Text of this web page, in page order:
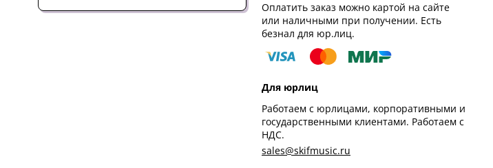
Оплатить заказ можно картой на сайте
или наличными при получении. Есть
безнал для юр.лиц.
Для юрлиц
Работаем с юрлицами, корпоративными и
государственными клиентами. Работаем с
НДС.
sales@skifmusic.ru